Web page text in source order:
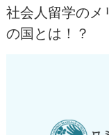
社会人留学のメ
の国とは！？